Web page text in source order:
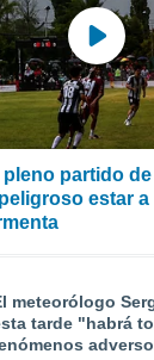
partido
estar
meteorólogo
tarde "habrá